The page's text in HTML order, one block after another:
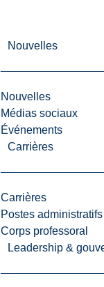
Nouvelles
Nouvelles
Médias sociaux
Événements
Carrières
Carrières
Postes
Corps professoral
Leadership &